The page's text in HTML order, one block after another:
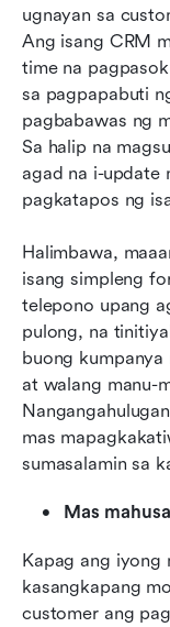
ugnayan sa
Ang isang CRM
time na
sa pagpapabuti
pagbabawas ng
Sa halip na
agad na i-update
pagkatapos ng
Halimbawa,
isang simpleng
telepono upang
pulong, na
buong
at walang manu-
mas
sumasalamin sa
Mas
Kapag ang iyong
kasangkapang
customer ang